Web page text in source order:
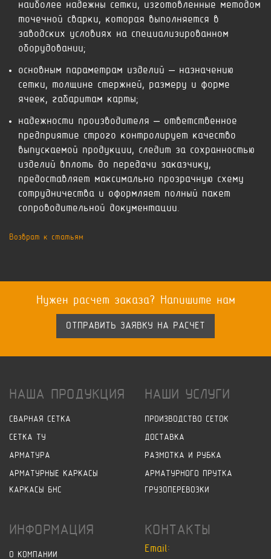
наиболее надежны сетки, изготовленные методом
точечной сварки, которая выполняется в
заводских условиях на специализированном
оборудовании;
основным параметрам изделий – назначению
сетки, толщине стержней, размеру и форме
ячеек, габаритам карты;
надежности производителя – ответственное
предприятие строго контролирует качество
выпускаемой продукции, следит за сохранностью
изделий вплоть до передачи заказчику,
предоставляет максимально прозрачную схему
сотрудничества и оформляет полный пакет
сопроводительной документации.
Возврат к статьям
Нужен расчет заказа? Напишите нам
ОТПРАВИТЬ ЗАЯВКУ НА РАСЧЕТ
НАША ПРОДУКЦИЯ
СВАРНАЯ СЕТКА
СЕТКА ТУ
АРМАТУРА
АРМАТУРНЫЕ КАРКАСЫ
КАРКАСЫ БНС
НАШИ УСЛУГИ
ПРОИЗВОДСТВО СЕТОК
ДОСТАВКА
РАЗМОТКА И РУБКА
АРМАТУРНОГО ПРУТКА
ГРУЗОПЕРЕВОЗКИ
ИНФОРМАЦИЯ
О КОМПАНИИ
КОНТАКТЫ
Email: